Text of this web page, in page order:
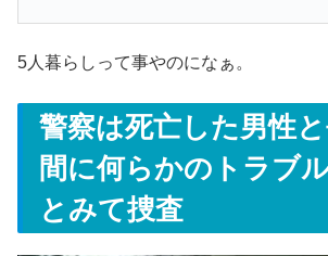
5人暮らしって事やのになぁ。
警察は死亡した男性
間に何らかのトラブ
とみて捜査